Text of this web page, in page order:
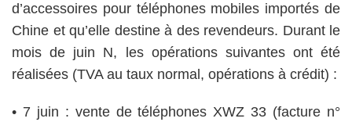
d’accessoires pour téléphones mobiles importés de
Chine et qu’elle destine à des revendeurs. Durant le
mois de juin N, les opérations suivantes ont été
réalisées (TVA au taux normal, opérations à crédit) :
• 7 juin : vente de téléphones XWZ 33 (facture n°